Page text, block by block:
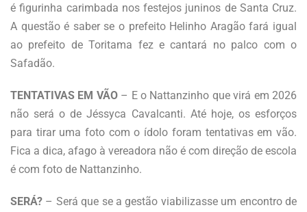
é figurinha carimbada nos festejos juninos de Santa Cruz.
A questão é saber se o prefeito Helinho Aragão fará igual
ao prefeito de Toritama fez e cantará no palco com o
Safadão.
TENTATIVAS EM VÃO– E o Nattanzinho que virá em 2026
não será o de Jéssyca Cavalcanti. Até hoje, os esforços
para tirar uma foto com o ídolo foram tentativas em vão.
Fica a dica, afago à vereadora não é com direção de escola
é com foto de Nattanzinho.
SERÁ? – Será que se a gestão viabilizasse um encontro de